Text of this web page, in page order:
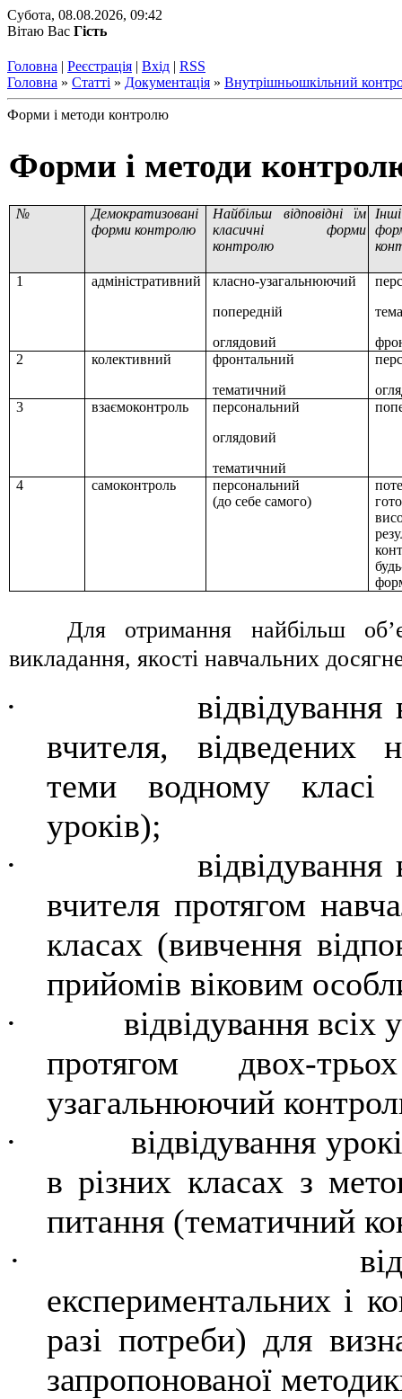
Субота, 08.08.2026, 09:42
Вітаю Вас Гість
Головна | Реєстрація | Вхід | RSS
Головна » Статті » Документація » Внутрішньошкільний
Форми і методи контролю
Форми і методи
№
Демократизовані
форми контролю
Найбільш відповідні їм
класичні форми
контролю
1 адміністративний
класно-узагальнюючий
попередній
оглядовий
2
колективний
фронтальний
тематичний
3
взаємоконтроль
персональний
оглядовий
тематичний
4 самоконтроль
персональний
(до себе самого)
Для отримання найбільш
викладання, якості навчальних
·
вчителя, відведених
теми водному класі
уроків);
·
вчителя протягом
класах (вивчення
прийомів віковим
·
відвідування всіх
протягом двох-
узагальнюючий
·
відвідування
в різних класах з
питання (тематичний
·
експериментальних і
разі потреби) для
запропонованої